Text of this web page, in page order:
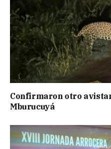
Confirmaron otro
Mburucuyá